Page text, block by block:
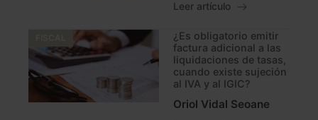
Leer artículo
¿Es obligatorio emitir
factura adicional a las
liquidaciones de tasas,
cuando existe sujeción
al IVA y al IGIC?
Oriol Vidal Seoane